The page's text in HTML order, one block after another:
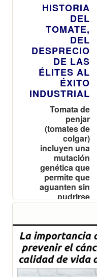
HISTORIA
DEL
TOMATE,
DEL
DESPRECIO
DE LAS
ÉLITES AL
ÉXITO
INDUSTRIAL
Tomata de
penjar
(tomates de
colgar)
incluyen una
mutación
genética que
permite que
aguanten sin
pudrirse
durante meses